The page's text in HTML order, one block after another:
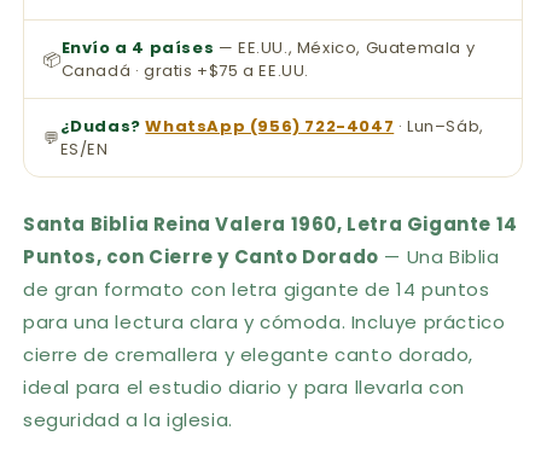
📦Envío a 4 países — EE.UU., México, Guatemala y
Canadá · gratis +$75 a EE.UU.
💬¿Dudas? WhatsApp (956) 722-4047 · Lun–Sáb,
ES/EN
Santa Biblia Reina Valera 1960, Letra Gigante 14
Puntos, con Cierre y Canto Dorado — Una Biblia
de gran formato con letra gigante de 14 puntos
para una lectura clara y cómoda. Incluye práctico
cierre de cremallera y elegante canto dorado,
ideal para el estudio diario y para llevarla con
seguridad a la iglesia.